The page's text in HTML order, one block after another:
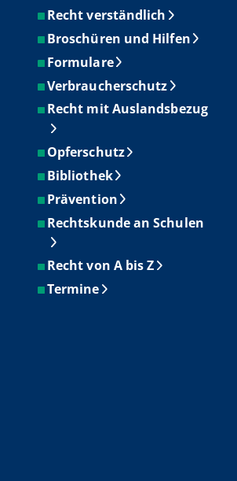
Recht verständlich
Broschüren und Hilfen
Formulare
Verbraucherschutz
Recht mit Auslandsbezug
Opferschutz
Bibliothek
Prävention
Rechtskunde an Schulen
Recht von A bis Z
Termine